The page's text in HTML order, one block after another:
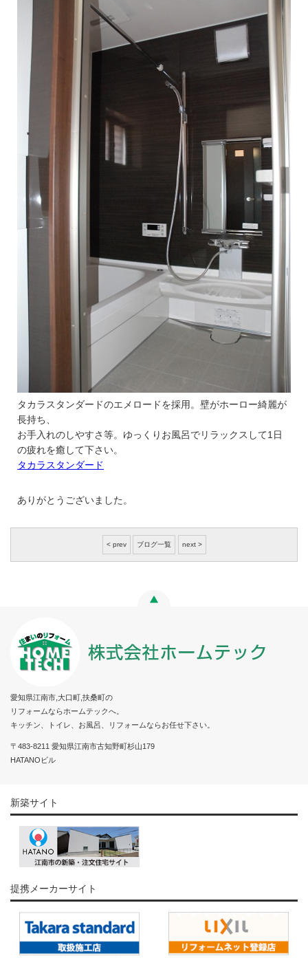
タカラスタンダードのエメロードを採用。壁がホーロー綺麗が
長持ち、
お手入れのしやすさ等。ゆっくりお風呂でリラックスして1日
の疲れを癒して下さい。
タカラスタンダード
ありがとうございました。
< prev ブログ一覧 next >
愛知県江南市,大口町,扶桑町の
リフォームならホームテックへ。
キッチン、トイレ、お風呂、リフォームならお任せ下さい。
〒483-8211 愛知県江南市古知野町杉山179
HATANOビル
新築サイト
提携メーカーサイト